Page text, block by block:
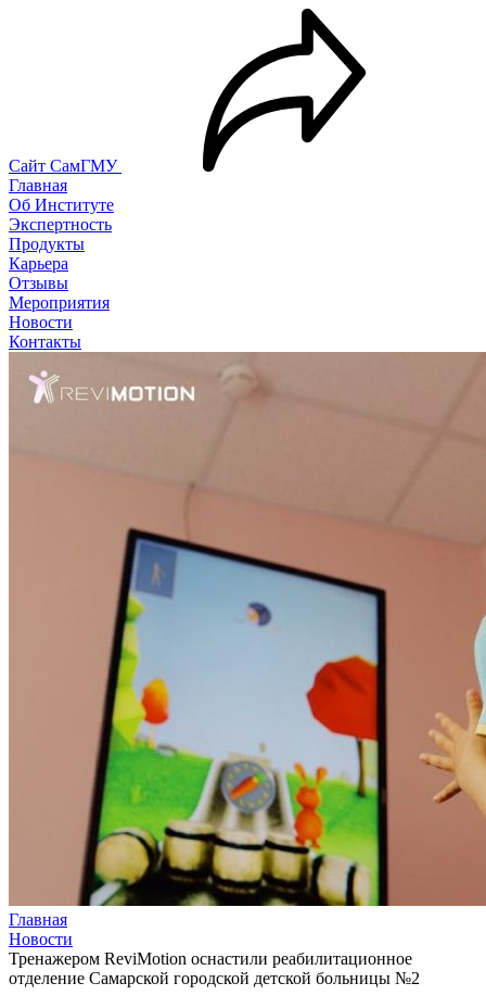
Сайт СамГМУ
Главная
Об Институте
Экспертность
Продукты
Карьера
Отзывы
Мероприятия
Новости
Контакты
Главная
Новости
Тренажером ReviMotion оснастили реабилитационное
отделение Самарской городской детской больницы №2